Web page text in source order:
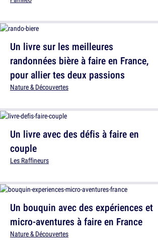
Un livre sur les meilleures
randonnées bière à faire en France,
pour allier tes deux passions
Nature & Découvertes
Un livre avec des défis à faire en
couple
Les Raffineurs
Un bouquin avec des expériences et
micro-aventures à faire en France
Nature & Découvertes